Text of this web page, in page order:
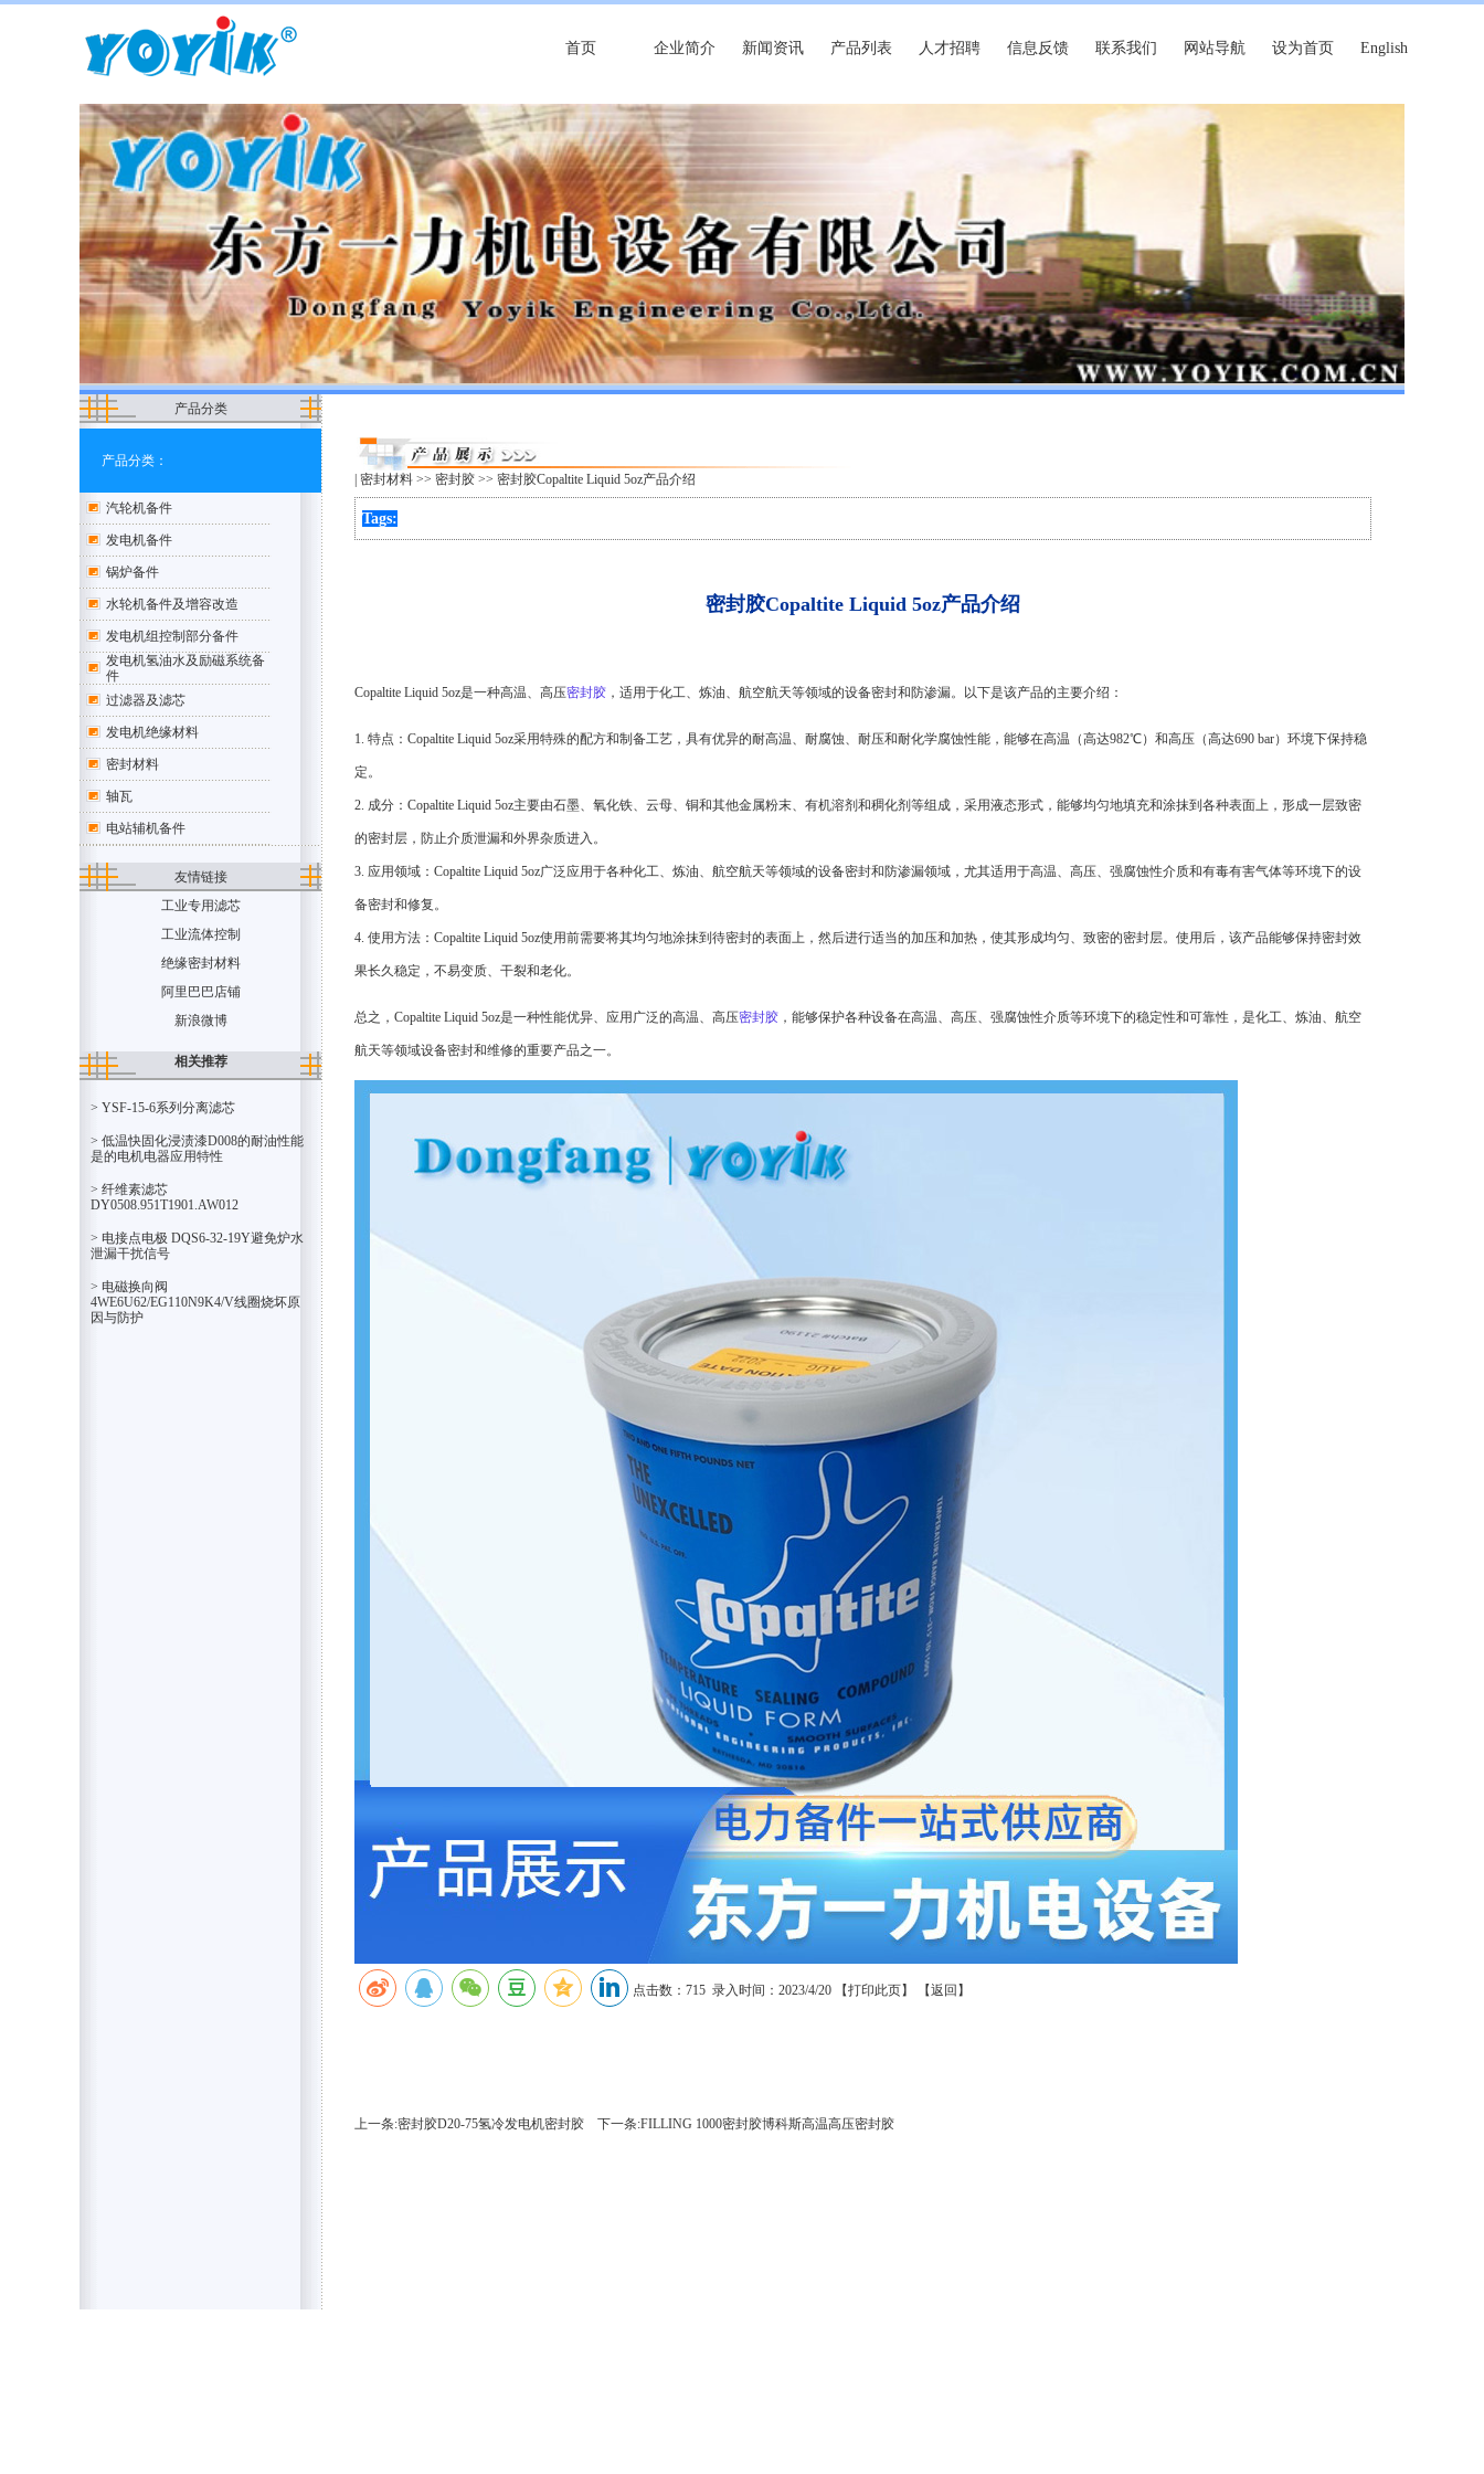
首页 企业简介 新闻资讯 产品列表 人才招聘 信息反馈 联系我们 网站导航 设为首页 English
产品分类
产品分类：
汽轮机备件
发电机备件
锅炉备件
水轮机备件及增容改造
发电机组控制部分备件
发电机氢油水及励磁系统备
件
过滤器及滤芯
发电机绝缘材料
密封材料
轴瓦
电站辅机备件
友情链接
工业专用滤芯
工业流体控制
绝缘密封材料
阿里巴巴店铺
新浪微博
相关推荐
> YSF-15-6系列分离滤芯
> 低温快固化浸渍漆D008的耐油性能
是的电机电器应用特性
> 纤维素滤芯
DY0508.951T1901.AW012
> 电接点电极 DQS6-32-19Y避免炉水
泄漏干扰信号
> 电磁换向阀
4WE6U62/EG110N9K4/V线圈烧坏原
因与防护
|密封材料 >>密封胶 >> 密封胶Copaltite Liquid 5oz产品介绍
Tags:
密封胶Copaltite Liquid 5oz产品介绍
Copaltite Liquid 5oz是一种高温、高压密封胶 ，适用于化工、炼油、航空航天等领域的设备密封和防渗漏。以下是该产品的主要介绍：
1. 特点：Copaltite Liquid 5oz采用特殊的配方和制备工艺，具有优异的耐高温、耐腐蚀、耐压和耐化学腐蚀性能，能够在高温（高达982℃）和高压（高达690 bar）环境下保持稳
定。
2. 成分：Copaltite Liquid 5oz主要由石墨、氧化铁、云母、铜和其他金属粉末、有机溶剂和稠化剂等组成，采用液态形式，能够均匀地填充和涂抹到各种表面上，形成一层致密
的密封层，防止介质泄漏和外界杂质进入。
3. 应用领域：Copaltite Liquid 5oz广泛应用于各种化工、炼油、航空航天等领域的设备密封和防渗漏领域，尤其适用于高温、高压、强腐蚀性介质和有毒有害气体等环境下的设
备密封和修复。
4. 使用方法：Copaltite Liquid 5oz使用前需要将其均匀地涂抹到待密封的表面上，然后进行适当的加压和加热，使其形成均匀、致密的密封层。使用后，该产品能够保持密封效
果长久稳定，不易变质、干裂和老化。
总之，Copaltite Liquid 5oz是一种性能优异、应用广泛的高温、高压密封胶 ，能够保护各种设备在高温、高压、强腐蚀性介质等环境下的稳定性和可靠性，是化工、炼油、航空
航天等领域设备密封和维修的重要产品之一。
点击数：715 录入时间：2023/4/20 【打印此页】 【返回 】
上一条:密封胶D20-75氢冷发电机密封胶 下一条:FILLING 1000密封胶博科斯高温高压密封胶